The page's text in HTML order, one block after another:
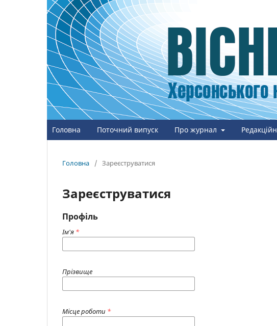
Головна Поточний випуск Про журнал
Головна / Зареєструватися
Зареєструватися
Профіль
Ім'я *
Прізвище
Місце роботи *